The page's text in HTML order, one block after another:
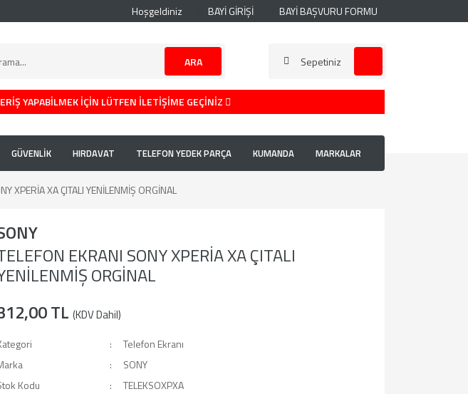
Hoşgeldiniz BAYİ GİRİŞİ BAYİ BAŞVURU FORMU
ARA Sepetiniz
YAPABİLMEK İÇİN LÜTFEN İLETİŞİME GEÇİNİZ
GÜVENLİK HIRDAVAT TELEFON YEDEK PARÇA KUMANDA MARKALAR
XPERİA XA ÇITALI YENİLENMİŞ ORGİNAL
EKRANI SONY XPERİA XA ÇITALI
ORGİNAL
TL (KDV Dahil)
Telefon Ekranı
SONY
Kodu
TELEKSOXPXA